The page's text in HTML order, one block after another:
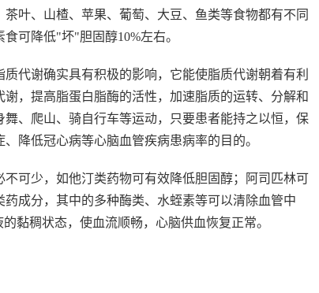
叶、山楂、苹果、葡萄、大豆、鱼类等食物都有不同
可降低"坏"胆固醇10%左右。
谢确实具有积极的影响，它能使脂质代谢朝着有利
，提高脂蛋白脂酶的活性，加速脂质的运转、分解和
、爬山、骑自行车等运动，只要患者能持之以恒，保
降低冠心病等心脑血管疾病患病率的目的。
少，如他汀类药物可有效降低胆固醇；阿司匹林可
成分，其中的多种酶类、水蛭素等可以清除血管中
黏稠状态，使血流顺畅，心脑供血恢复正常。